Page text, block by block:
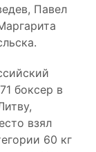
Павел
боксер в
взял
60 кг